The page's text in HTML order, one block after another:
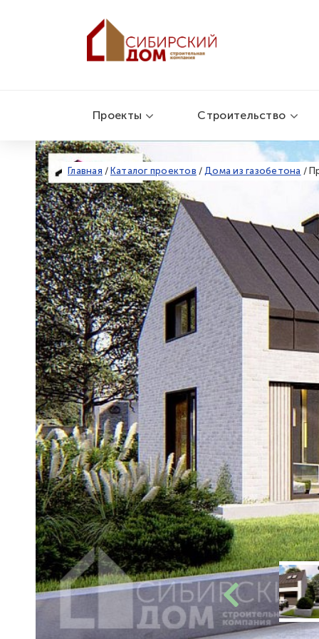
Проекты Строительство
Главная / Каталог проектов / Дома из газобетона /